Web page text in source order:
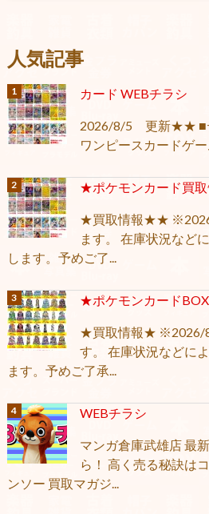
人気記事
カード WEBチラシ
2026/8/5 更新★★ ■
ワンピースカードゲー
★ポケモンカード買
★買取情報★★
ます。 在庫状況など
します。予めご了...
★ポケモンカード
★買取情報★ ※2026/
す。 在庫状況などに
ます。予めご了承...
WEBチラシ
マンガ倉庫武雄店 最
ら！ 高く売る秘訣は
ンソー 買取マガジ...